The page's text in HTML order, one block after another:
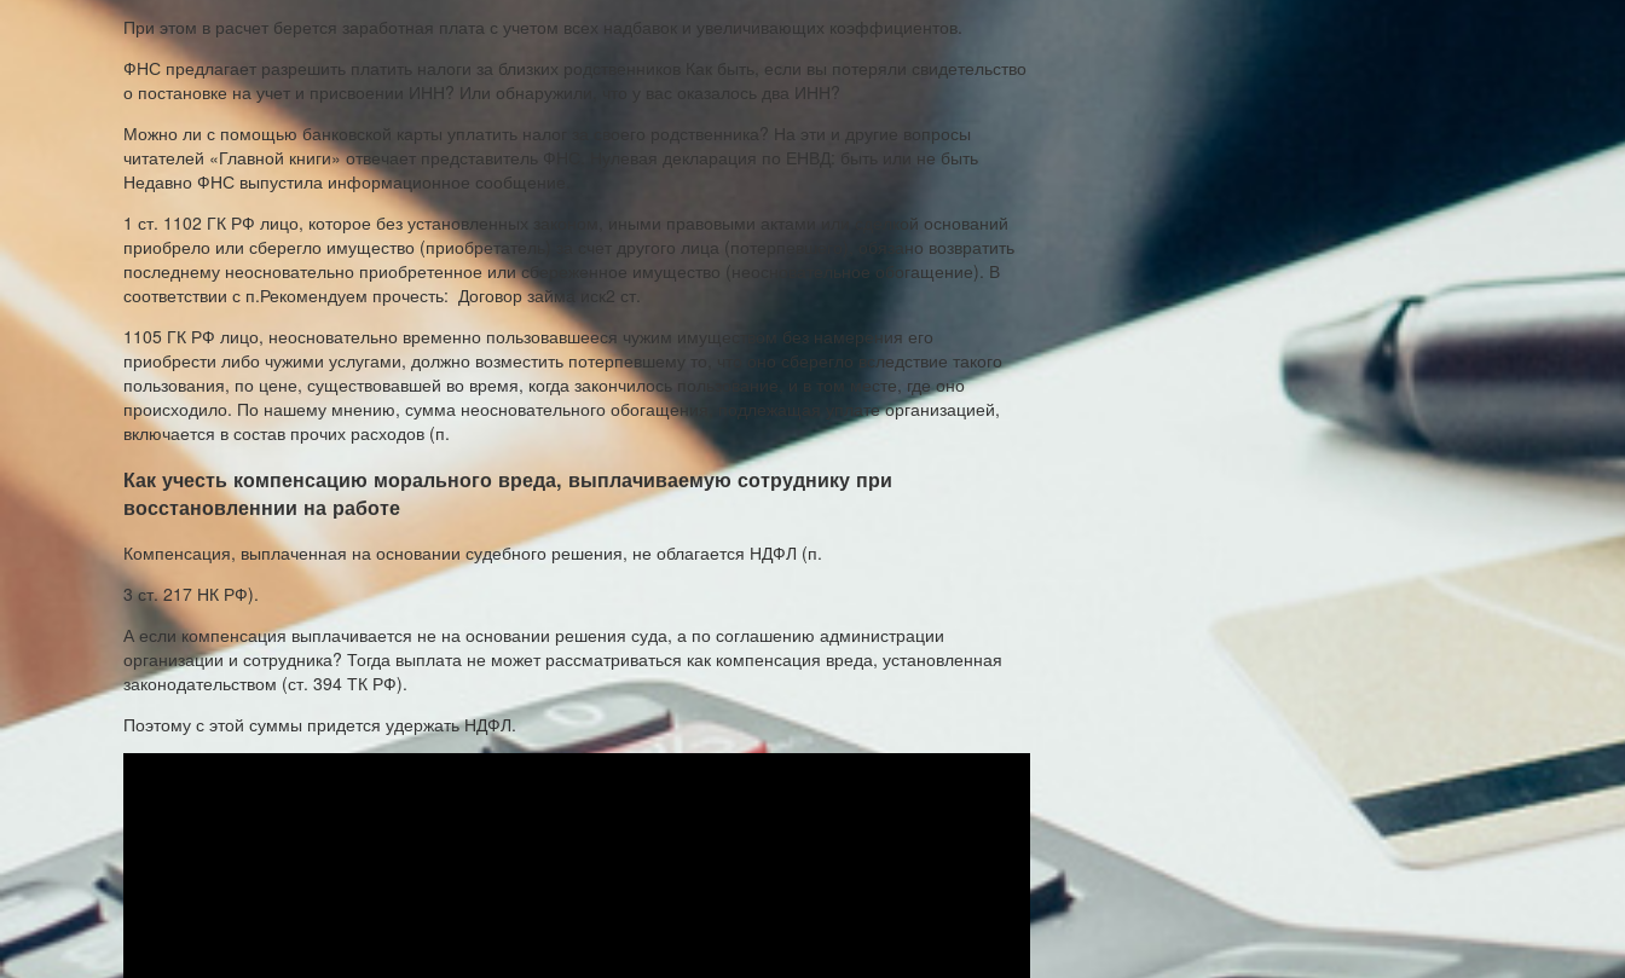
При этом в расчет берется заработная плата с учетом всех надбавок и увеличивающих коэффициентов.
ФНС предлагает разрешить платить налоги за близких родственников Как быть, если вы потеряли свидетельство
о постановке на учет и присвоении ИНН? Или обнаружили, что у вас оказалось два ИНН?
Можно ли с помощью банковской карты уплатить налог за своего родственника? На эти и другие вопросы
читателей «Главной книги» отвечает представитель ФНС. Нулевая декларация по ЕНВД: быть или не быть
Недавно ФНС выпустила информационное сообщение.
1 ст. 1102 ГК РФ лицо, которое без установленных законом, иными правовыми актами или сделкой оснований
приобрело или сберегло имущество (приобретатель) за счет другого лица (потерпевшего), обязано возвратить
последнему неосновательно приобретенное или сбереженное имущество (неосновательное обогащение). В
соответствии с п.Рекомендуем прочесть: Договор займа иск2 ст.
1105 ГК РФ лицо, неосновательно временно пользовавшееся чужим имуществом без намерения его
приобрести либо чужими услугами, должно возместить потерпевшему то, что оно сберегло вследствие такого
пользования, по цене, существовавшей во время, когда закончилось пользование, и в том месте, где оно
происходило. По нашему мнению, сумма неосновательного обогащения, подлежащая уплате организацией,
включается в состав прочих расходов (п.
Как учесть компенсацию морального вреда, выплачиваемую сотруднику при
восстановленнии на работе
Компенсация, выплаченная на основании судебного решения, не облагается НДФЛ (п.
3 ст. 217 НК РФ).
А если компенсация выплачивается не на основании решения суда, а по соглашению администрации
организации и сотрудника? Тогда выплата не может рассматриваться как компенсация вреда, установленная
законодательством (ст. 394 ТК РФ).
Поэтому с этой суммы придется удержать НДФЛ.